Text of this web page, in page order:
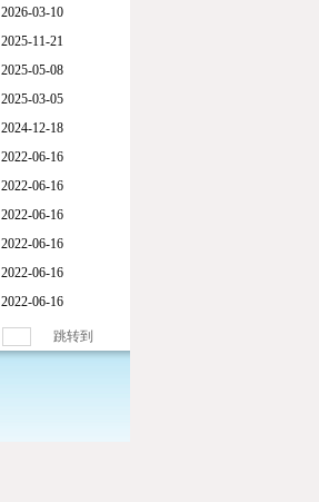
2026-03-10
2025-11-21
2025-05-08
2025-03-05
2024-12-18
2022-06-16
2022-06-16
2022-06-16
2022-06-16
2022-06-16
2022-06-16
跳转到